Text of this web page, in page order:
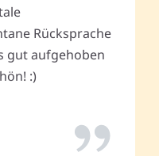
Rücksprache
gut aufgehoben
:)